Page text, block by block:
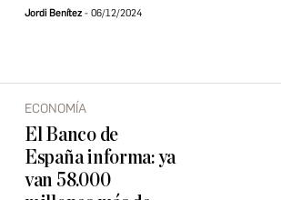
Jordi Benítez 06/12/2024
ECONOMÍA
El Banco de
España informa: ya
van 58.000